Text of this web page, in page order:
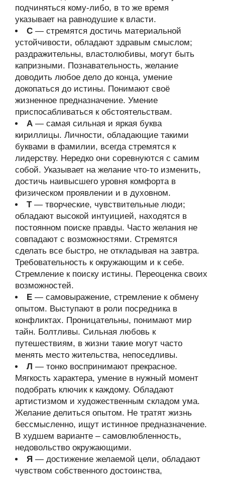
подчиняться кому-либо, в то же время
указывает на равнодушие к власти.
С — стремятся достичь материальной
устойчивости, обладают здравым смыслом;
раздражительны, властолюбивы, могут быть
капризными. Познавательность, желание
доводить любое дело до конца, умение
докопаться до истины. Понимают своё
жизненное предназначение. Умение
приспосабливаться к обстоятельствам.
А — самая сильная и яркая буква
кириллицы. Личности, обладающие такими
буквами в фамилии, всегда стремятся к
лидерству. Нередко они соревнуются с самим
собой. Указывает на желание что-то изменить,
достичь наивысшего уровня комфорта в
физическом проявлении и в духовном.
Т— творческие, чувствительные люди;
обладают высокой интуицией, находятся в
постоянном поиске правды. Часто желания не
совпадают с возможностями. Стремятся
сделать все быстро, не откладывая на завтра.
Требовательность к окружающим и к себе.
Стремление к поиску истины. Переоценка своих
возможностей.
Е — самовыражение, стремление к обмену
опытом. Выступают в роли посредника в
конфликтах. Проницательны, понимают мир
тайн. Болтливы. Сильная любовь к
путешествиям, в жизни такие могут часто
менять место жительства, непоседливы.
Л — тонко воспринимают прекрасное.
Мягкость характера, умение в нужный момент
подобрать ключик к каждому. Обладают
артистизмом и художественным складом ума.
Желание делиться опытом. Не тратят жизнь
бессмысленно, ищут истинное предназначение.
В худшем варианте – самовлюбленность,
недовольство окружающими.
Я — достижение желаемой цели, обладают
чувством собственного достоинства,